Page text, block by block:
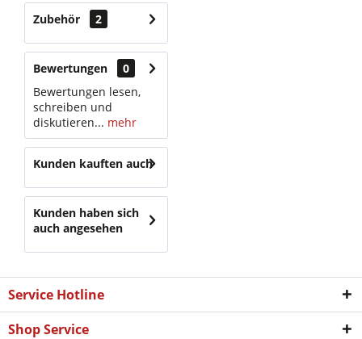
Zubehör 2
Bewertungen
0
Bewertungen lesen,
schreiben und
diskutieren... mehr
Kunden kauften auch
Kunden haben sich
auch angesehen
Service Hotline
Shop Service